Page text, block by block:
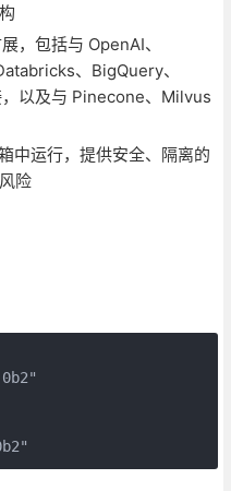
，包括与 OpenAI、
、BigQuery、
以及与 Pinecone、Milvus
中运行，提供安全、隔离的
险